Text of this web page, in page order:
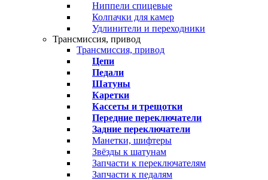
Ниппели спицевые
Колпачки для камер
Удлинители и переходники
Трансмиссия, привод
Трансмиссия, привод
Цепи
Педали
Шатуны
Каретки
Кассеты и трещотки
Передние переключатели
Задние переключатели
Манетки, шифтеры
Звёзды к шатунам
Запчасти к переключателям
Запчасти к педалям